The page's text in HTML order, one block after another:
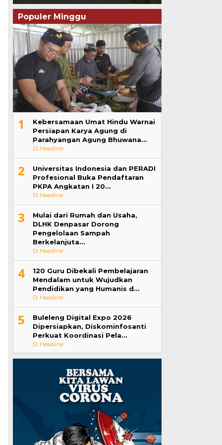
Populer Minggu
1
Kebersamaan Umat Hindu Warnai
Persiapan Karya Agung di
Parahyangan Agung Bhuwana…
Di Headline
2
Universitas Indonesia dan PERADI
Profesional Buka Pendaftaran
PKPA Angkatan I 20…
Di Headline
3
Mulai dari Rumah dan Usaha,
DLHK Denpasar Dorong
Pengelolaan Sampah
Berkelanjuta…
Di Headline
4
120 Guru Dibekali Pembelajaran
Mendalam untuk Wujudkan
Pendidikan yang Humanis d…
Di Headline
5
Buleleng Digital Expo 2026
Dipersiapkan, Diskominfosanti
Perkuat Koordinasi Pela…
Di Headline